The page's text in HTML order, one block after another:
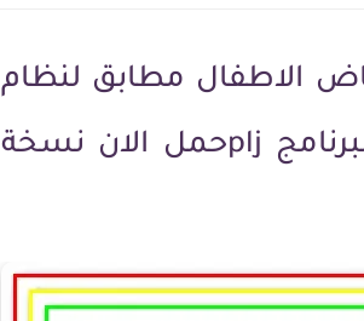
الاطفال مطابق لنظام
التعليم EDU2.0 ومطابق لبرنامج pljحمل الان نسخة